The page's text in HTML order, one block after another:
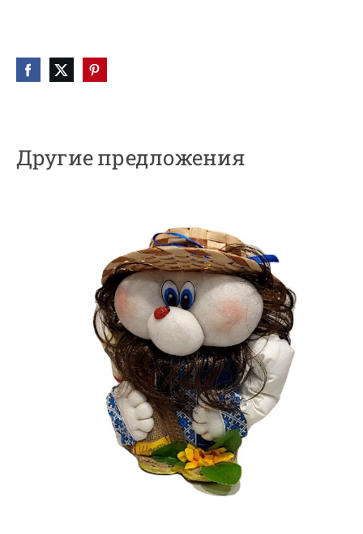
Другие предложения